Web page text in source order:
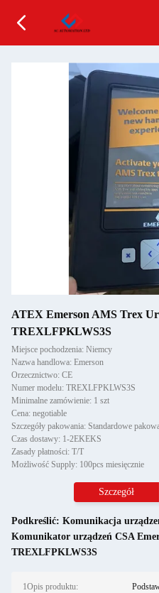
ATEX Emerson AMS Trex
TREXLFPKLWS3S
Miejsce pochodzenia: Niemcy
Nazwa handlowa: Emerson
Orzecznictwo: CE
Numer modelu: TREXLFPKLWS3S
Minimalne zamówienie: 1 szt
Cena: negotiable
Szczegóły pakowania: Standardowe
Czas dostawy: 1-2EKEKS
Zasady płatności: T/T
Możliwość Supply: 100pcs miesięcznie
Szczegół
Podkreślić: Komunikacja
Komunikator urządzeń CSA
TREXLFPKLWS3S
1Opis produktu: